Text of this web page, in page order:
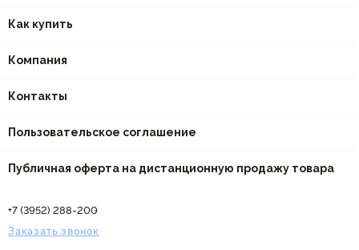
Как купить
Компания
Контакты
Пользовательское соглашение
Публичная оферта на дистанционную продажу товара
+7 (3952) 288-200
Заказать звонок